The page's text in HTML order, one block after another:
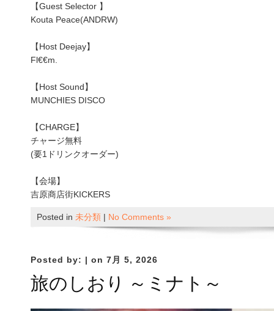
【Guest Selector 】
Kouta Peace(ANDRW)
【Host Deejay】
Fl€€m.
【Host Sound】
MUNCHIES DISCO
【CHARGE】
チャージ無料
(要1ドリンクオーダー)
【会場】
吉原商店街KICKERS
Posted in 未分類 | No Comments »
Posted by: | on 7月 5, 2026
旅のしおり ～ミナト～